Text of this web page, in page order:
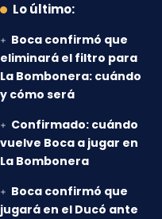
Lo último:
Boca confirmó que
eliminará el filtro para
La Bombonera: cuándo
y cómo será
Confirmado: cuándo
vuelve Boca a jugar en
La Bombonera
Boca confirmó que
jugará en el Ducó ante